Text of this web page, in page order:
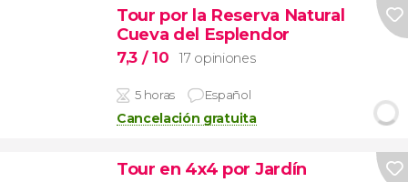
Tour por la Reserva Natural
Cueva del Esplendor
7,3 / 10 17 opiniones
5 horas Español
Cancelación gratuita
Tour en 4x4 por Jardín